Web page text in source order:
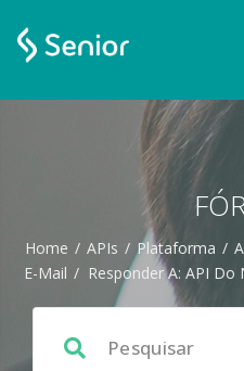
Home / APIs / Plataforma /
E-Mail / Responder A: API